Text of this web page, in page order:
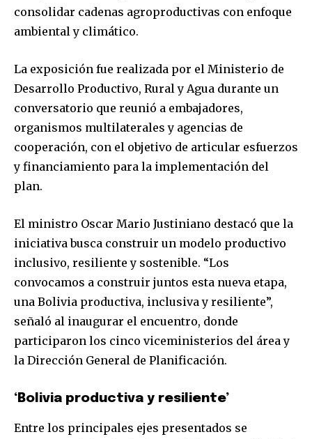
consolidar cadenas agroproductivas con enfoque
ambiental y climático.
La exposición fue realizada por el Ministerio de
Desarrollo Productivo, Rural y Agua durante un
conversatorio que reunió a embajadores,
organismos multilaterales y agencias de
cooperación, con el objetivo de articular esfuerzos
y financiamiento para la implementación del
plan.
El ministro Oscar Mario Justiniano destacó que la
iniciativa busca construir un modelo productivo
inclusivo, resiliente y sostenible. “Los
convocamos a construir juntos esta nueva etapa,
una Bolivia productiva, inclusiva y resiliente”,
señaló al inaugurar el encuentro, donde
participaron los cinco viceministerios del área y
la Dirección General de Planificación.
‘Bolivia productiva y resiliente’
Entre los principales ejes presentados se